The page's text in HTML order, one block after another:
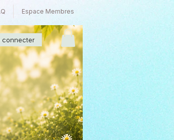
Espace Membres
connecter